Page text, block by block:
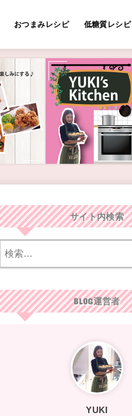
おつまみレシピ 低糖質レシピ
サイト内検索
BLOG運営者
YUKI